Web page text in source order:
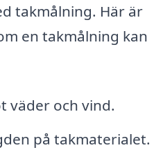
takmålning. Här är
en takmålning kan
väder och vind.
på takmaterialet.